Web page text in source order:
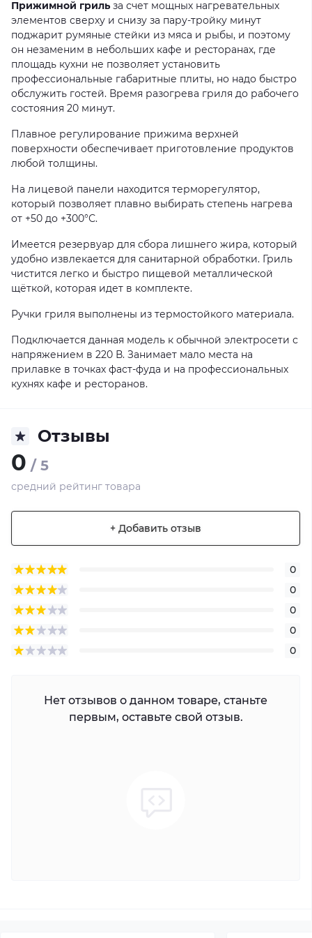
Прижимной гриль за счет мощных нагревательных
элементов сверху и снизу за пару-тройку минут
поджарит румяные стейки из мяса и рыбы, и поэтому
он незаменим в небольших кафе и ресторанах, где
площадь кухни не позволяет установить
профессиональные габаритные плиты, но надо быстро
обслужить гостей. Время разогрева гриля до рабочего
состояния 20 минут.
Плавное регулирование прижима верхней
поверхности обеспечивает приготовление продуктов
любой толщины.
На лицевой панели находится терморегулятор,
который позволяет плавно выбирать степень нагрева
от +50 до +300°С.
Имеется резервуар для сбора лишнего жира, который
удобно извлекается для санитарной обработки. Гриль
чистится легко и быстро пищевой металлической
щёткой, которая идет в комплекте.
Ручки гриля выполнены из термостойкого материала.
Подключается данная модель к обычной электросети с
напряжением в 220 В. Занимает мало места на
прилавке в точках фаст-фуда и на профессиональных
кухнях кафе и ресторанов.
Отзывы
0 / 5
средний рейтинг товара
+ Добавить отзыв
0
0
0
0
0
Нет отзывов о данном товаре, станьте
первым, оставьте свой отзыв.